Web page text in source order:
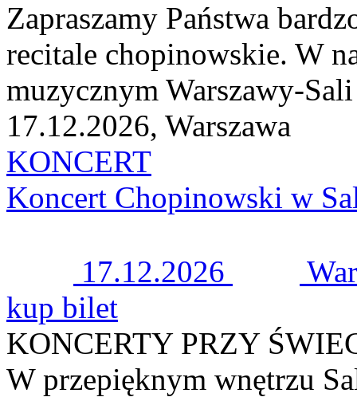
Zapraszamy Państwa
recitale chopinowskie. W
muzycznym Warszawy-
17.12.2026, Warszawa
KONCERT
Koncert Chopinowski w
17.12.2026
kup bilet
KONCERTY PRZY
W przepięknym wnętrzu